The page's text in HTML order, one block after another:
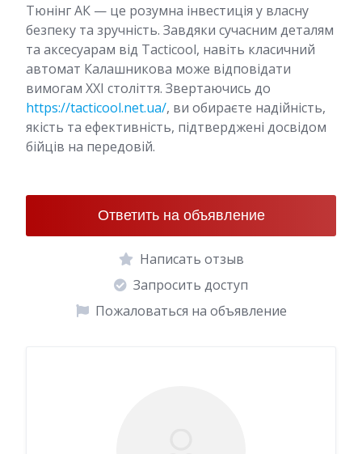
Тюнінг АК — це розумна інвестиція у власну
безпеку та зручність. Завдяки сучасним деталям
та аксесуарам від Tacticool, навіть класичний
автомат Калашникова може відповідати
вимогам XXI століття. Звертаючись до
https://tacticool.net.ua/, ви обираєте надійність,
якість та ефективність, підтверджені досвідом
бійців на передовій.
Ответить на объявление
Написать отзыв
Запросить доступ
Пожаловаться на объявление